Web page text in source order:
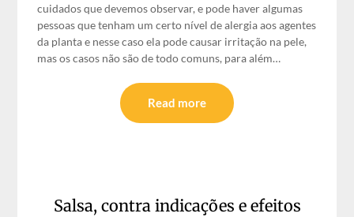
cuidados que devemos observar, e pode haver algumas
pessoas que tenham um certo nível de alergia aos agentes
da planta e nesse caso ela pode causar irritação na pele,
mas os casos não são de todo comuns, para além…
Read more
Salsa, contra indicações e efeitos